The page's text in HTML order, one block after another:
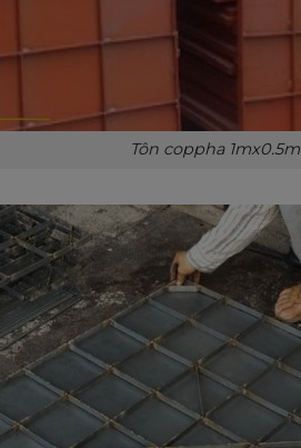
Tôn coppha 1mx0.5m